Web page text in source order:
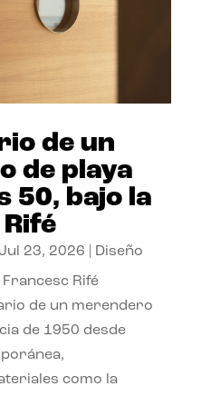
de un
de playa
50, bajo la
Jul 23, 2026 Diseño
Rifé
de un merendero
de 1950 desde
como la